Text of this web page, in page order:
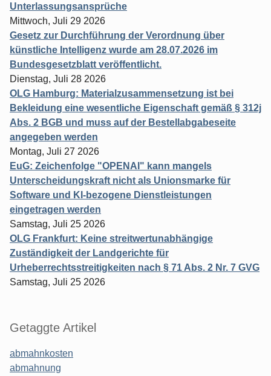
Unterlassungsansprüche
Mittwoch, Juli 29 2026
Gesetz zur Durchführung der Verordnung über
künstliche Intelligenz wurde am 28.07.2026 im
Bundesgesetzblatt veröffentlicht.
Dienstag, Juli 28 2026
OLG Hamburg: Materialzusammensetzung ist bei
Bekleidung eine wesentliche Eigenschaft gemäß § 312j
Abs. 2 BGB und muss auf der Bestellabgabeseite
angegeben werden
Montag, Juli 27 2026
EuG: Zeichenfolge "OPENAI" kann mangels
Unterscheidungskraft nicht als Unionsmarke für
Software und KI-bezogene Dienstleistungen
eingetragen werden
Samstag, Juli 25 2026
OLG Frankfurt: Keine streitwertunabhängige
Zuständigkeit der Landgerichte für
Urheberrechtsstreitigkeiten nach § 71 Abs. 2 Nr. 7 GVG
Samstag, Juli 25 2026
Getaggte Artikel
abmahnkosten
abmahnung